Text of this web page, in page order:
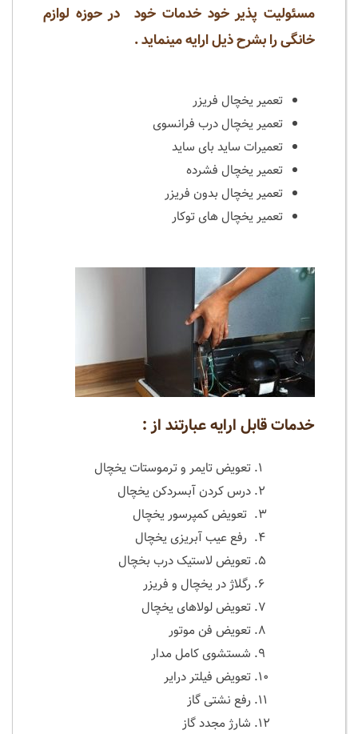
مسئولیت پذیر خود خدمات خود در حوزه لوازم
خانگی را بشرح ذیل ارایه مینماید .
تعمیر یخچال فریزر
تعمیر یخچال درب فرانسوی
تعمیرات ساید بای ساید
تعمیر یخچال فشرده
تعمیر یخچال بدون فریزر
تعمیر یخچال های توکار
خدمات قابل ارایه عبارتند از :
تعویض تایمر و ترموستات یخچال
درس کردن آبسردکن یخچال
تعویض کمپرسور یخچال
رفع عیب آبریزی یخچال
تعویض لاستیک درب بخچال
رگلاژ در یخچال و فریزر
تعویض لولاهای یخچال
تعویض فن موتور
شستشوی کامل مدار
تعویض فیلتر درایر
رفع نشتی گاز
شارژ مجدد گاز